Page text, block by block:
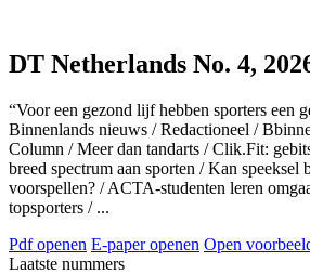
DT Netherlands No. 4,
“Voor een gezond lijf hebben sporters een
Binnenlands nieuws / Redactioneel /
Column / Meer dan tandarts / Clik.Fit:
breed spectrum aan sporten / Kan speeksel
voorspellen? / ACTA-studenten leren
topsporters / ...
Pdf openen E-paper openen Open
Laatste nummers